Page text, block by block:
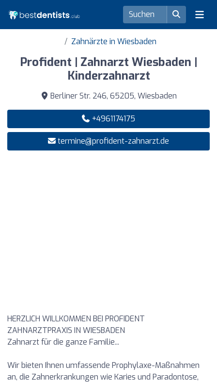
Zahnärzte in Wiesbaden
Profident | Zahnarzt Wiesbaden |
Kinderzahnarzt
Berliner Str. 246, 65205, Wiesbaden
+4961174175
termine@profident-zahnarzt.de
HERZLICH WILLKOMMEN BEI PROFIDENT
ZAHNARZTPRAXIS IN WIESBADEN
Zahnarzt für die ganze Familie...
Wir bieten Ihnen umfassende Prophylaxe-Maßnahmen
an, die Zahnerkrankungen wie Karies und Paradontose,